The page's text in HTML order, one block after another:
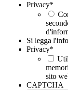
Privacy*
Si legga
Privacy*
sito
CAPTCHA